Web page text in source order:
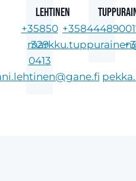
Lehtinen
+35850
329
0413